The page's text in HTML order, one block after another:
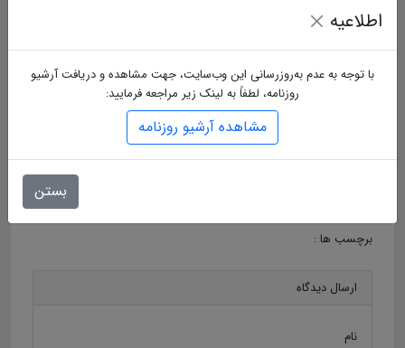
ظرفیتی که پیش از این به یک‌سوم این جمعیت خدمت‌رسانی می‌کرد.
این ۶ کیلومتر ریلی نه‌تنها کارکرد خطوط یک و ۲ را تکمیل کرده؛ بلکه
پیوند میان نقاط مختلف شهر با حرم مطهر را محقق می‌‌کند. پروژه‌ای که
در شرایط دشوار اقتصادی، با تلاش شبانه‌روزی هزاران نیروی متخصص،
کارگر و پیمانکار ایرانی به سرانجام رسید و امروز به‌عنوان نماد اراده و
اعتماد به ظرفیت ملی در خدمت زائران و مجاوران مضجع شریف رضوی
ایستگاه قطارشهری حرم مطهر در باب‌الجواد(ع)، امروز تنها ایستگاه ریلی
در جهان است که مستقیم به یک مکان مذهبی بزرگ متصل می‌شود؛
افتخاری ماندگار برای مشهد، ایران و همه دوستداران امام رضا(ع).
برچسب ها :
ارسال دیدگاه
نام
اطلاعیه
با توجه به عدم به‌روزرسانی این وب‌سایت، جهت مشاهده و دریافت آرشیو
روزنامه، لطفاً به لینک زیر مراجعه فرمایید:
مشاهده آرشیو روزنامه
بستن